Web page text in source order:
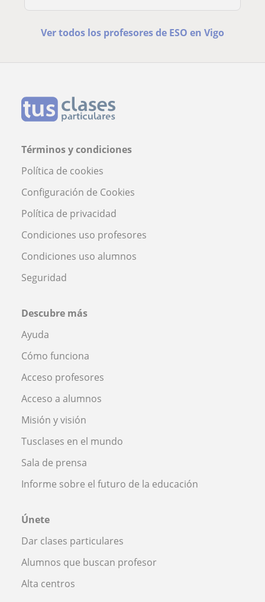
Ver todos los profesores de ESO en Vigo
Términos y condiciones
Política de cookies
Configuración de Cookies
Política de privacidad
Condiciones uso profesores
Condiciones uso alumnos
Seguridad
Descubre más
Ayuda
Cómo funciona
Acceso profesores
Acceso a alumnos
Misión y visión
Tusclases en el mundo
Sala de prensa
Informe sobre el futuro de la educación
Únete
Dar clases particulares
Alumnos que buscan profesor
Alta centros